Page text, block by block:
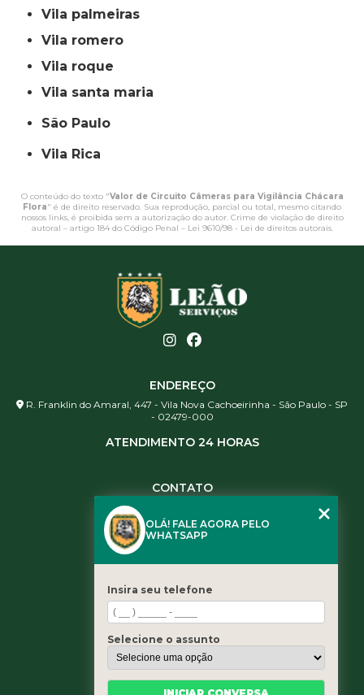
vila palmeiras
vila romero
vila roque
vila santa maria
São Paulo
Vila Rica
O conteúdo do texto "Valor de Circuito Câmeras para Vigilância Chácara
Flora" é de direito reservado. Sua reprodução, parcial ou total, mesmo citando
nossos links, é proibida sem a autorização do autor. Crime de violação de direito
autoral – artigo 184 do Código Penal – Lei 9610/98 - Lei de direitos autorais.
ENDEREÇO
R. Franklin do Amaral, 447 - Vila Nova Cachoeirinha - São Paulo - SP
- 02479-000
ATENDIMENTO 24 HORAS
CONTATO
(11) 3461-5871
contato@leaoservicos.com.br
Home
Quem somos
Serviços
Blog
OLÁ! FALE AGORA PELO
WHATSAPP
Insira seu telefone
Selecione o assunto
INICIAR CONVERSA